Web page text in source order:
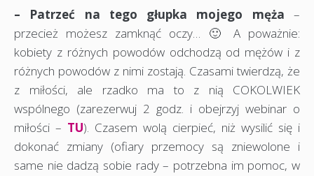
– Patrzeć na tego głupka mojego męża –
przecież możesz zamknąć oczy… 🙂 A poważnie:
kobiety z różnych powodów odchodzą od mężów i z
różnych powodów z nimi zostają. Czasami twierdzą, że
z miłości, ale rzadko ma to z nią COKOLWIEK
wspólnego (zarezerwuj 2 godz. i obejrzyj webinar o
miłości – TU). Czasem wolą cierpieć, niż wysilić się i
dokonać zmiany (ofiary przemocy są zniewolone i
same nie dadzą sobie rady – potrzebna im pomoc, w